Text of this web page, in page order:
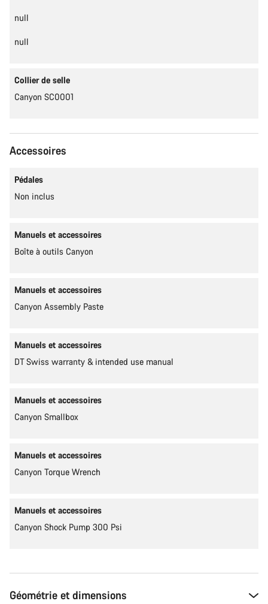
null
null
Collier de selle
Canyon SC0001
Accessoires
Pédales
Non inclus
Manuels et accessoires
Boîte à outils Canyon
Manuels et accessoires
Canyon Assembly Paste
Manuels et accessoires
DT Swiss warranty & intended use manual
Manuels et accessoires
Canyon Smallbox
Manuels et accessoires
Canyon Torque Wrench
Manuels et accessoires
Canyon Shock Pump 300 Psi
Géométrie et dimensions